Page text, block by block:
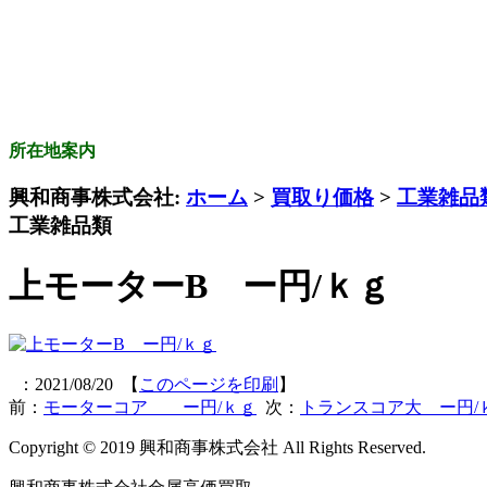
所在地案内
興和商事株式会社: ホーム > 買取り価格> 工業雑品
工業雑品類
上モーターB ー円/ｋｇ
：2021/08/20 【 このページを印刷 】
前： モーターコア ー円/ｋｇ 次： トランスコア大 ー円/
Copyright © 2019 興和商事株式会社 All Rights Reserved.